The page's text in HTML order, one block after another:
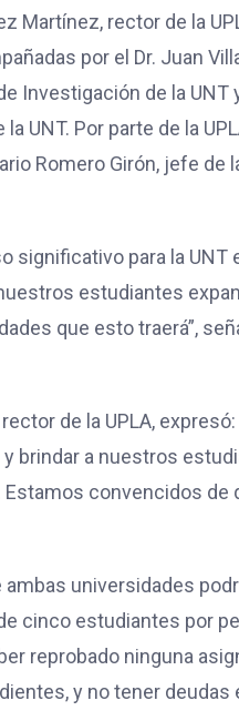
Martínez, rector de la
por el Dr. Juan
Investigación de la
UNT. Por parte de la
Romero Girón, jefe de
significativo para la
estudiantes
que esto traerá”,
de la UPLA,
brindar a nuestros
convencidos de
universidades
cinco estudiantes por
reprobado ninguna
y no tener